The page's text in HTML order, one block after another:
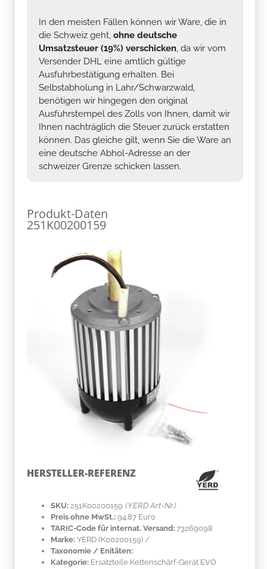
In den meisten Fällen können wir Ware, die in
die Schweiz geht, ohne deutsche
Umsatzsteuer (19%) verschicken, da wir vom
Versender DHL eine amtlich gültige
Ausfuhrbestätigung erhalten. Bei
Selbstabholung in Lahr/Schwarzwald,
benötigen wir hingegen den original
Ausfuhrstempel des Zolls von Ihnen, damit wir
Ihnen nachträglich die Steuer zurück erstatten
können. Das gleiche gilt, wenn Sie die Ware an
eine deutsche Abhol-Adresse an der
schweizer Grenze schicken lassen.
Produkt-Daten
251K00200159
HERSTELLER-REFERENZ
SKU: 251K00200159 (YERD Art-Nr.)
Preis ohne MwSt.: 94.87 Euro
TARIC-Code für internat. Versand: 73269098
Marke: YERD (K00200159) /
Taxonomie / Enitäten:
Kategorie: Ersatzteile Kettenschärf-Gerät EVO